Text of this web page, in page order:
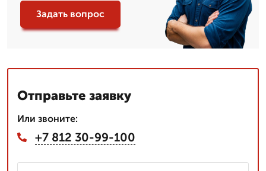
Задать вопрос
Отправьте заявку
Или звоните:
+7 812 30-99-100